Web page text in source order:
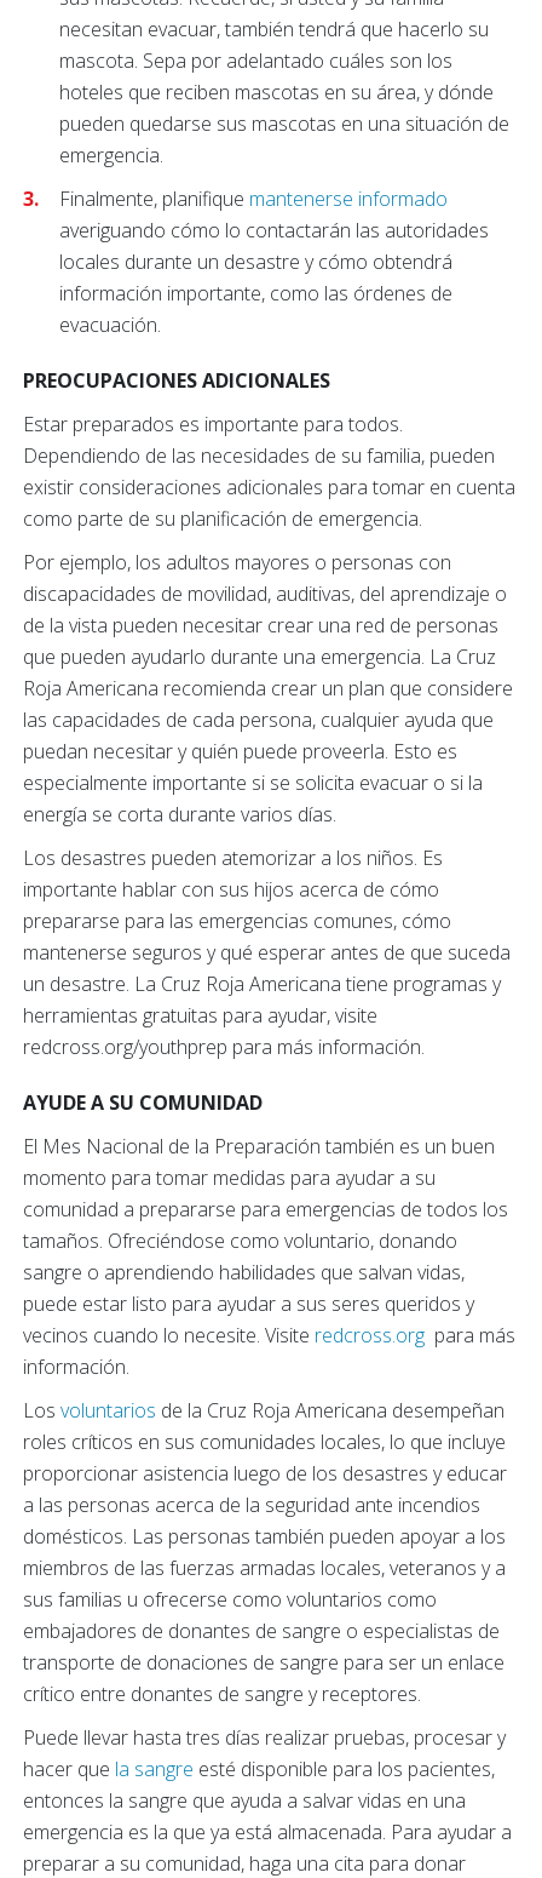
necesitan evacuar, también tendrá que hacerlo su
mascota. Sepa por adelantado cuáles son los
hoteles que reciben mascotas en su área, y dónde
pueden quedarse sus mascotas en una situación de
emergencia.
Finalmente, planifique mantenerse informado
averiguando cómo lo contactarán las autoridades
locales durante un desastre y cómo obtendrá
información importante, como las órdenes de
evacuación.
PREOCUPACIONES ADICIONALES
Estar preparados es importante para todos.
Dependiendo de las necesidades de su familia, pueden
existir consideraciones adicionales para tomar en cuenta
como parte de su planificación de emergencia.
Por ejemplo, los adultos mayores o personas con
discapacidades de movilidad, auditivas, del aprendizaje o
de la vista pueden necesitar crear una red de personas
que pueden ayudarlo durante una emergencia. La Cruz
Roja Americana recomienda crear un plan que considere
las capacidades de cada persona, cualquier ayuda que
puedan necesitar y quién puede proveerla. Esto es
especialmente importante si se solicita evacuar o si la
energía se corta durante varios días.
Los desastres pueden atemorizar a los niños. Es
importante hablar con sus hijos acerca de cómo
prepararse para las emergencias comunes, cómo
mantenerse seguros y qué esperar antes de que suceda
un desastre. La Cruz Roja Americana tiene programas y
herramientas gratuitas para ayudar, visite
redcross.org/youthprep para más información.
AYUDE A SU COMUNIDAD
El Mes Nacional de la Preparación también es un buen
momento para tomar medidas para ayudar a su
comunidad a prepararse para emergencias de todos los
tamaños. Ofreciéndose como voluntario, donando
sangre o aprendiendo habilidades que salvan vidas,
puede estar listo para ayudar a sus seres queridos y
vecinos cuando lo necesite. Visite redcross.org para más
información.
Los voluntarios de la Cruz Roja Americana desempeñan
roles críticos en sus comunidades locales, lo que incluye
proporcionar asistencia luego de los desastres y educar
a las personas acerca de la seguridad ante incendios
domésticos. Las personas también pueden apoyar a los
miembros de las fuerzas armadas locales, veteranos y a
sus familias u ofrecerse como voluntarios como
embajadores de donantes de sangre o especialistas de
transporte de donaciones de sangre para ser un enlace
crítico entre donantes de sangre y receptores.
Puede llevar hasta tres días realizar pruebas, procesar y
hacer que la sangre esté disponible para los pacientes,
entonces la sangre que ayuda a salvar vidas en una
emergencia es la que ya está almacenada. Para ayudar a
preparar a su comunidad, haga una cita para donar